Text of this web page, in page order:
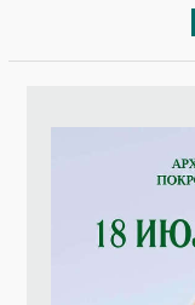
записей